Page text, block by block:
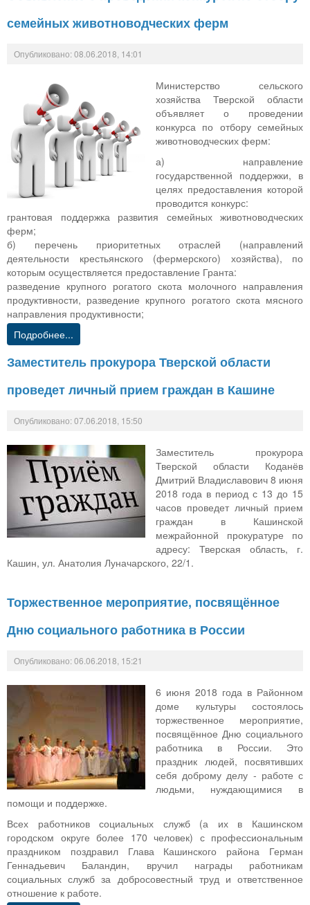
семейных животноводческих ферм
Опубликовано: 08.06.2018, 14:01
Министерство сельского
хозяйства Тверской области
объявляет о проведении
конкурса по отбору семейных
животноводческих ферм:
а) направление
государственной поддержки, в
целях предоставления которой
проводится конкурс:
грантовая поддержка развития семейных животноводческих
ферм;
б) перечень приоритетных отраслей (направлений
деятельности крестьянского (фермерского) хозяйства), по
которым осуществляется предоставление Гранта:
разведение крупного рогатого скота молочного направления
продуктивности, разведение крупного рогатого скота мясного
направления продуктивности;
Подробнее...
Заместитель прокурора Тверской области
проведет личный прием граждан в Кашине
Опубликовано: 07.06.2018, 15:50
Заместитель прокурора
Тверской области Коданёв
Дмитрий Владиславович 8 июня
2018 года в период с 13 до 15
часов проведет личный прием
граждан в Кашинской
межрайонной прокуратуре по
адресу: Тверская область, г.
Кашин, ул. Анатолия Луначарского, 22/1.
Торжественное мероприятие, посвящённое
Дню социального работника в России
Опубликовано: 06.06.2018, 15:21
6 июня 2018 года в Районном
доме культуры состоялось
торжественное мероприятие,
посвящённое Дню социального
работника в России. Это
праздник людей, посвятивших
себя доброму делу - работе с
людьми, нуждающимися в
помощи и поддержке.
Всех работников социальных служб (а их в Кашинском
городском округе более 170 человек) с профессиональным
праздником поздравил Глава Кашинского района Герман
Геннадьевич Баландин, вручил награды работникам
социальных служб за добросовестный труд и ответственное
отношение к работе.